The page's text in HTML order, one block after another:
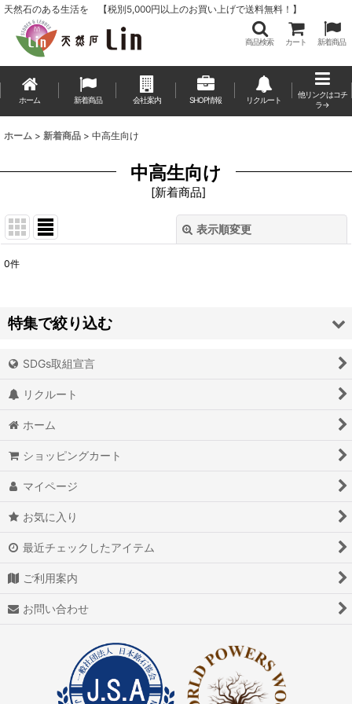
天然石のある生活を 【税別5,000円以上のお買い上げで送料無料！】
商品検索 カート 新着商品
ホーム 新着商品 会社案内 SHOP情報 リクルート
他リンクはコチ
ラ→
ホーム > 新着商品 > 中高生向け
中高生向け
[新着商品]
表示順変更
並び順:
0件
特集で絞り込む
アイオライト
アイスクォーツ
アイリスクォーツ
アゼツライト
アフガナイト
SDGs取組宣言
リクルート
ホーム
ショッピングカート
マイページ
お気に入り
最近チェックしたアイテム
ご利用案内
お問い合わせ